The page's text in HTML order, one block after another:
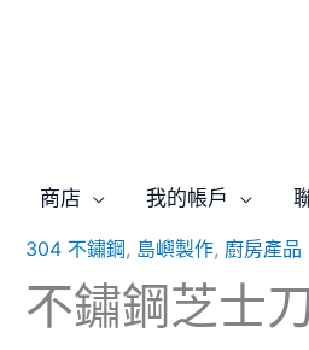
商店 我的帳戶
304 不鏽鋼, 島嶼製作, 廚房產品
不鏽鋼芝士
原
始
目
前
不
鏽